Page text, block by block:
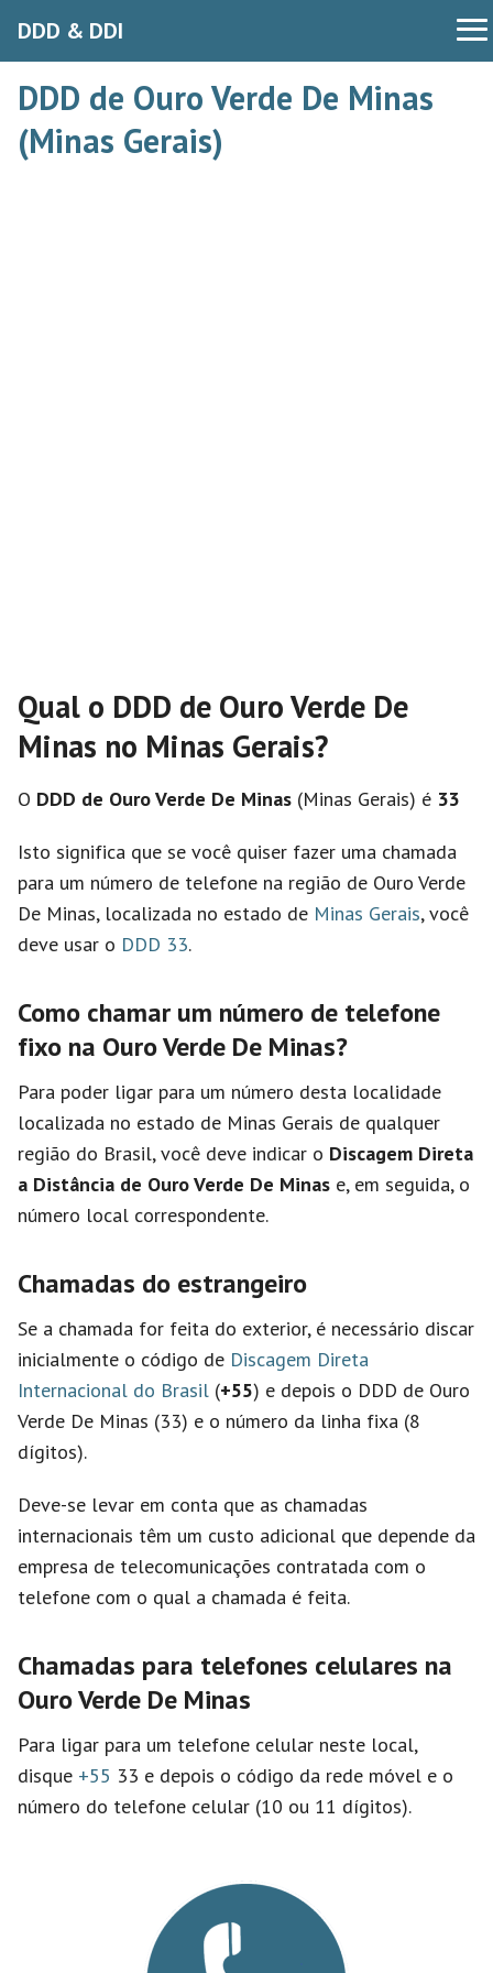
DDD & DDI
DDD de Ouro Verde De Minas
(Minas Gerais)
Qual o DDD de Ouro Verde De
Minas no Minas Gerais?
O DDD de Ouro Verde De Minas (Minas Gerais) é 33
Isto significa que se você quiser fazer uma chamada
para um número de telefone na região de Ouro Verde
De Minas, localizada no estado de Minas Gerais, você
deve usar o DDD 33.
Como chamar um número de telefone
fixo na Ouro Verde De Minas?
Para poder ligar para um número desta localidade
localizada no estado de Minas Gerais de qualquer
região do Brasil, você deve indicar o Discagem Direta
a Distância de Ouro Verde De Minas e, em seguida, o
número local correspondente.
Chamadas do estrangeiro
Se a chamada for feita do exterior, é necessário discar
inicialmente o código de Discagem Direta
Internacional do Brasil (+55) e depois o DDD de Ouro
Verde De Minas (33) e o número da linha fixa (8
dígitos).
Deve-se levar em conta que as chamadas
internacionais têm um custo adicional que depende da
empresa de telecomunicações contratada com o
telefone com o qual a chamada é feita.
Chamadas para telefones celulares na
Ouro Verde De Minas
Para ligar para um telefone celular neste local,
disque +55 33 e depois o código da rede móvel e o
número do telefone celular (10 ou 11 dígitos).